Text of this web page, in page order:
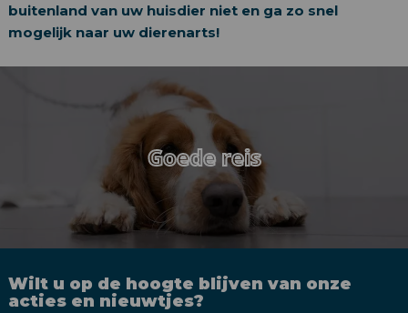
buitenland van uw huisdier niet en ga zo snel
mogelijk naar uw dierenarts!
Goede reis
Wilt u op de hoogte blijven van onze
acties en nieuwtjes?